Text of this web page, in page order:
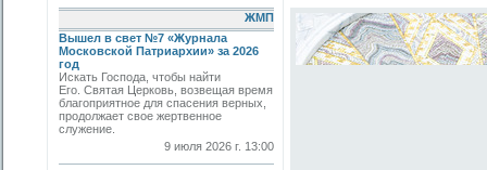
ЖМП
Вышел в свет №7 «Журнала
Московской Патриархии» за 2026
год
Искать Господа, чтобы найти
Его. Святая Церковь, возвещая время
благоприятное для спасения верных,
продолжает свое жертвенное
служение.
9 июля 2026 г. 13:00